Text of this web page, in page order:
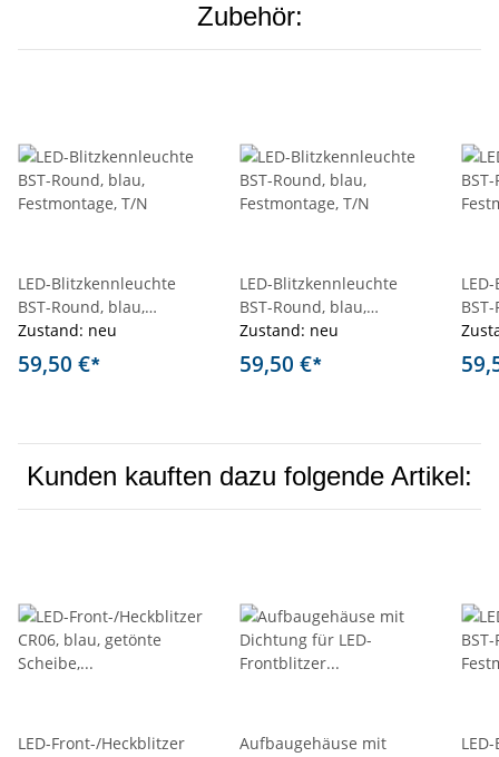
Zubehör:
LED-Blitzkennleuchte
BST-Round, blau,
Festmontage, T/N
Zustand: neu
59,50 €*
LED-Blitzkennleuchte
BST-Round, blau,
Festmontage, T/N
Zustand: neu
59,50 €*
Kunden kauften dazu folgende Artikel:
LED-Front-/Heckblitzer
Aufbaugehäuse mit